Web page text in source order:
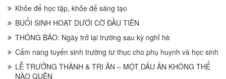
Khỏe để học tập, khỏe để sáng tạo
BUỔI SINH HOẠT DƯỚI CỜ ĐẦU TIÊN
THÔNG BÁO: Ngày trở lại trường sau kỳ nghỉ hè
Cẩm nang tuyển sinh trường tư thục cho phụ huynh và học sinh
LỄ TRƯỞNG THÀNH & TRI ÂN – MỘT DẤU ẤN KHÔNG THỂ
NÀO QUÊN